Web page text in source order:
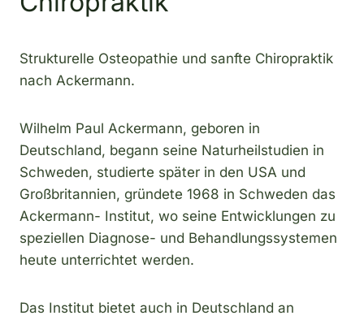
Strukturelle Osteopathie und sanfte Chiropraktik
nach Ackermann.
Wilhelm Paul Ackermann, geboren in
Deutschland, begann seine Naturheilstudien in
Schweden, studierte später in den USA und
Großbritannien, gründete 1968 in Schweden das
Ackermann- Institut, wo seine Entwicklungen zu
speziellen Diagnose- und Behandlungssystemen
heute unterrichtet werden.
Das Institut bietet auch in Deutschland an